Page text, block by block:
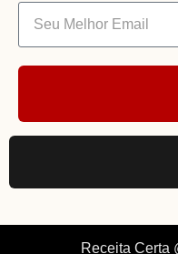
Receita Certa